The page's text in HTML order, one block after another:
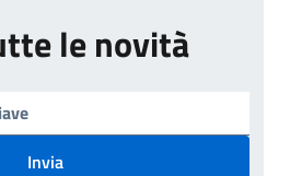
le novità
Invia